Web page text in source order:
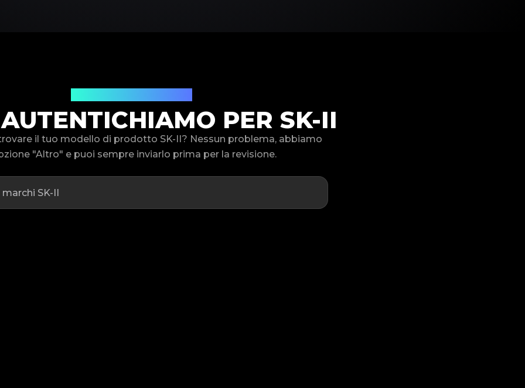
PER SK-II
il tuo modello di prodotto SK-II? Nessun problema, abbiamo
"Altro" e puoi sempre inviarlo prima per la revisione.